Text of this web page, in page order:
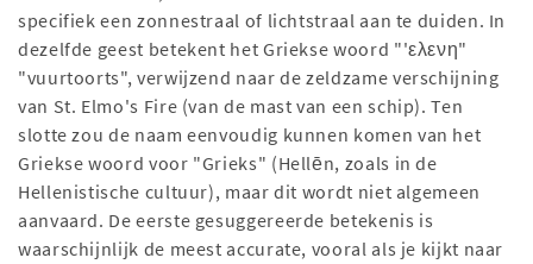
specifiek een zonnestraal of lichtstraal aan te duiden. In
dezelfde geest betekent het Griekse woord "'ελενη"
"vuurtoorts", verwijzend naar de zeldzame verschijning
van St. Elmo's Fire (van de mast van een schip). Ten
slotte zou de naam eenvoudig kunnen komen van het
Griekse woord voor "Grieks" (Hellēn, zoals in de
Hellenistische cultuur), maar dit wordt niet algemeen
aanvaard. De eerste gesuggereerde betekenis is
waarschijnlijk de meest accurate, vooral als je kijkt naar